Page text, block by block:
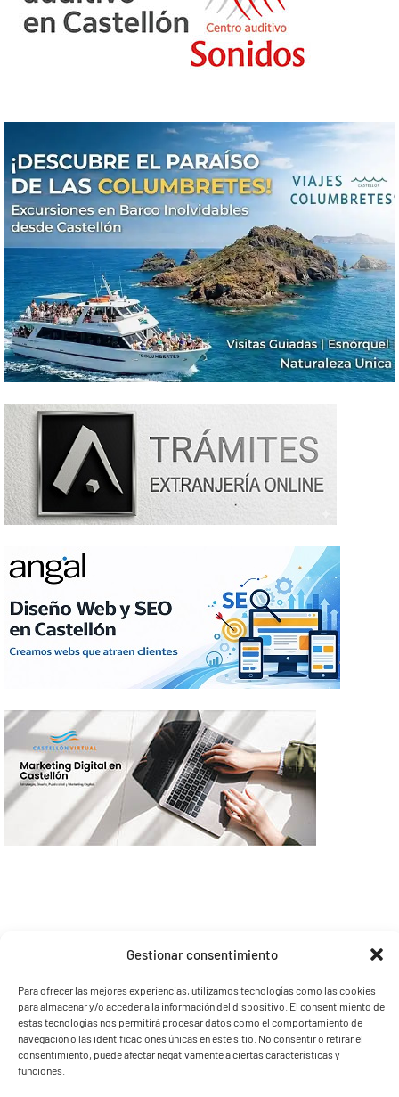
Gestionar consentimiento
Para ofrecer las mejores experiencias, utilizamos tecnologías como las cookies
para almacenar y/o acceder a la información del dispositivo. El consentimiento de
estas tecnologías nos permitirá procesar datos como el comportamiento de
navegación o las identificaciones únicas en este sitio. No consentir o retirar el
consentimiento, puede afectar negativamente a ciertas características y
funciones.